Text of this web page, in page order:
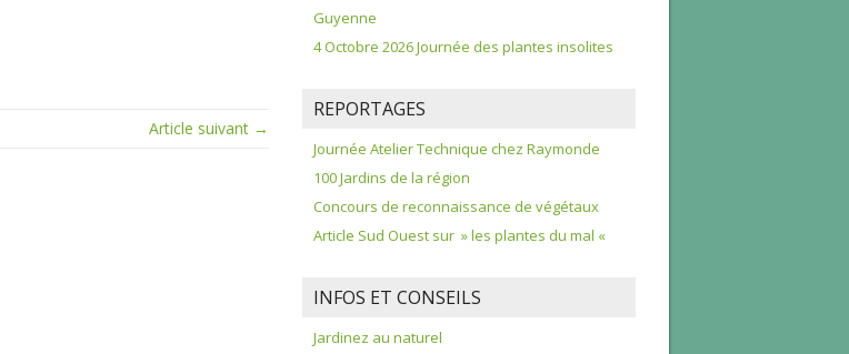
Article suivant →
Guyenne
4 Octobre 2026 Journée des plantes insolites
REPORTAGES
Journée Atelier Technique chez Raymonde
100 Jardins de la région
Concours de reconnaissance de végétaux
Article Sud Ouest sur » les plantes du mal «
INFOS ET CONSEILS
Jardinez au naturel